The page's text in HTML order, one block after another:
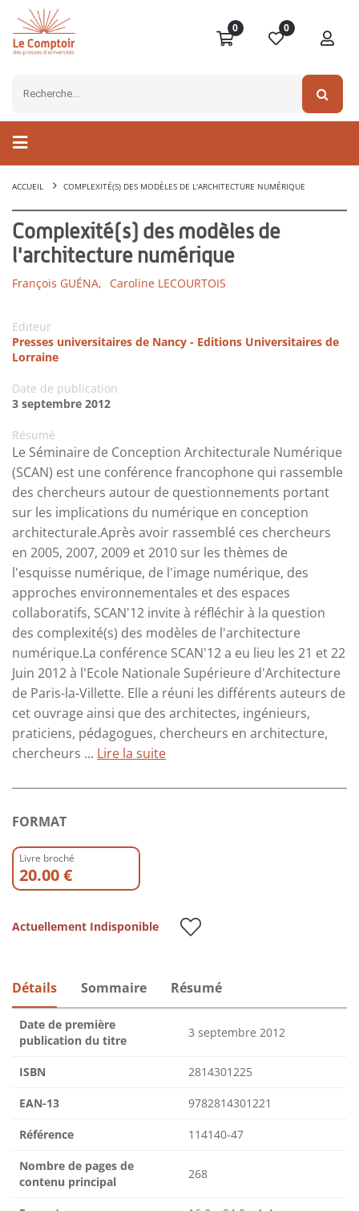
0 0
ACCUEIL COMPLEXITÉ(S) DES MODÈLES DE L'ARCHITECTURE NUMÉRIQUE
Complexité(s) des modèles de
l'architecture numérique
François GUÉNA, Caroline LECOURTOIS
Editeur
Presses universitaires de Nancy - Editions Universitaires de
Lorraine
Date de publication
3 septembre 2012
Résumé
Le Séminaire de Conception Architecturale Numérique
(SCAN) est une conférence francophone qui rassemble
des chercheurs autour de questionnements portant
sur les implications du numérique en conception
architecturale.Après avoir rassemblé ces chercheurs
en 2005, 2007, 2009 et 2010 sur les thèmes de
l'esquisse numérique, de l'image numérique, des
approches environnementales et des espaces
collaboratifs, SCAN'12 invite à réfléchir à la question
des complexité(s) des modèles de l'architecture
numérique.La conférence SCAN'12 a eu lieu les 21 et 22
Juin 2012 à l'Ecole Nationale Supérieure d'Architecture
de Paris-la-Villette. Elle a réuni les différents auteurs de
cet ouvrage ainsi que des architectes, ingénieurs,
praticiens, pédagogues, chercheurs en architecture,
chercheurs ... Lire la suite
FORMAT
Livre broché
20.00 €
Actuellement Indisponible
Détails Sommaire Résumé
Date de première
publication du titre
3 septembre 2012
ISBN 2814301225
EAN-13 9782814301221
Référence 114140-47
Nombre de pages de
contenu principal
268